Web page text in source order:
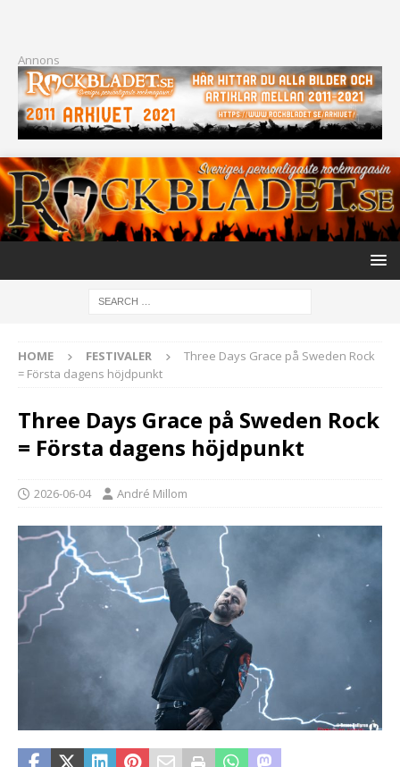
Annons
HOME FESTIVALER
Three Days Grace på Sweden Rock
= Första dagens höjdpunkt
Three Days Grace på Sweden Rock
= Första dagens höjdpunkt
2026-06-04 André Millom